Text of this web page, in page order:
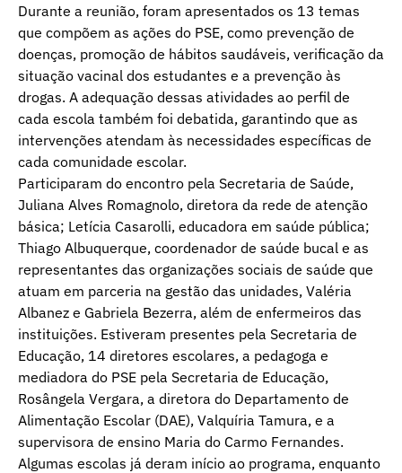
Durante a reunião, foram apresentados os 13 temas
que compõem as ações do PSE, como prevenção de
doenças, promoção de hábitos saudáveis, verificação da
situação vacinal dos estudantes e a prevenção às
drogas. A adequação dessas atividades ao perfil de
cada escola também foi debatida, garantindo que as
intervenções atendam às necessidades específicas de
cada comunidade escolar.
Participaram do encontro pela Secretaria de Saúde,
Juliana Alves Romagnolo, diretora da rede de atenção
básica; Letícia Casarolli, educadora em saúde pública;
Thiago Albuquerque, coordenador de saúde bucal e as
representantes das organizações sociais de saúde que
atuam em parceria na gestão das unidades, Valéria
Albanez e Gabriela Bezerra, além de enfermeiros das
instituições. Estiveram presentes pela Secretaria de
Educação, 14 diretores escolares, a pedagoga e
mediadora do PSE pela Secretaria de Educação,
Rosângela Vergara, a diretora do Departamento de
Alimentação Escolar (DAE), Valquíria Tamura, e a
supervisora de ensino Maria do Carmo Fernandes.
Algumas escolas já deram início ao programa, enquanto